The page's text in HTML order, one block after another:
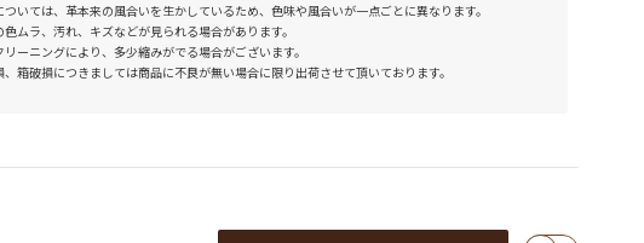
いては、革本来の風合いを生かしているため、色味や風合いが一点ごとに異なります。
色ムラ、汚れ、キズなどが見られる場合があります。
ーニングにより、多少縮みがでる場合がございます。
箱破損につきましては商品に不良が無い場合に限り出荷させて頂いております。